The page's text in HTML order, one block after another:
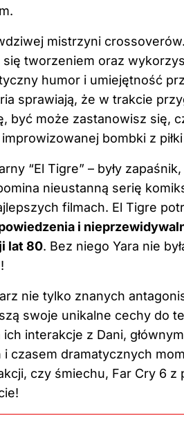
mistrzyni
tworzeniem oraz
humor i umiejętność
sprawiają, że w trakcie
być może zastanowisz się,
bombki z
“El Tigre” – były zapaśnik,
nieustanną serię
filmach. El Tigre
i
lat 80. Bez niego Yara nie
nie tylko znanych
swoje unikalne cechy do
interakcje z Dani,
czasem dramatycznych
czy śmiechu, Far Cry 6